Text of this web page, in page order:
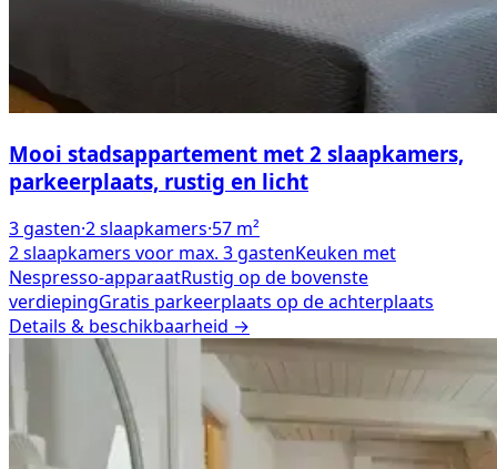
Mooi stadsappartement met 2 slaapkamers,
parkeerplaats, rustig en licht
3gasten·2slaapkamers·57 m²
2 slaapkamers voor max. 3 gastenKeuken met
Nespresso-apparaatRustig op de bovenste
verdiepingGratis parkeerplaats op de achterplaats
Details & beschikbaarheid →